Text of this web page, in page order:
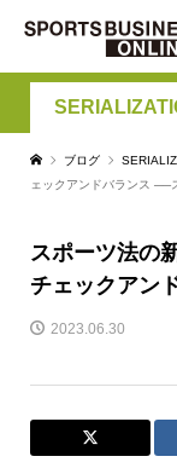
ブログ
ェックアンドバランス ──
スポーツ法の
チェックアン
2023.06.30